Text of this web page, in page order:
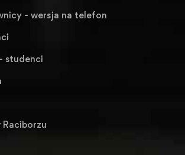
- wersja na telefon
studenci
Raciborzu